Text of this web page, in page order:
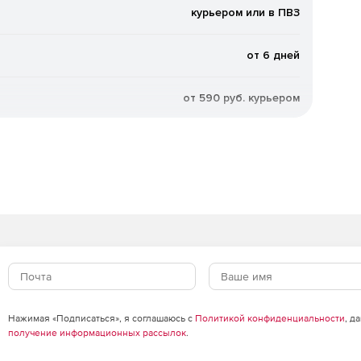
теста слуха в мобильном приложении Logi Tune
Google Meet, Google Voice и Fast Pair с помощью
сертификацию для работы с Microsoft Teams через
порт USB-C.
курьером или в ПВЗ
от 6 дней
от 590 руб. курьером
Нажимая «Подписаться», я соглашаюсь с Политикой конфиденциальности,
получение информационных рассылок.